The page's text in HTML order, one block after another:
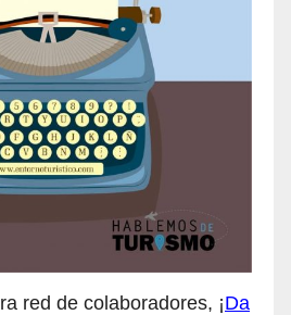
red de colaboradores, ¡Da